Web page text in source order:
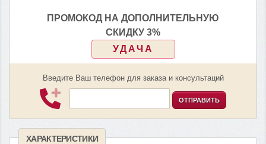
ПРОМОКОД НА ДОПОЛНИТЕЛЬНУЮ
СКИДКУ 3%
УДАЧА
Введите Ваш телефон для заказа и консультаций
ОТПРАВИТЬ
ХАРАКТЕРИСТИКИ